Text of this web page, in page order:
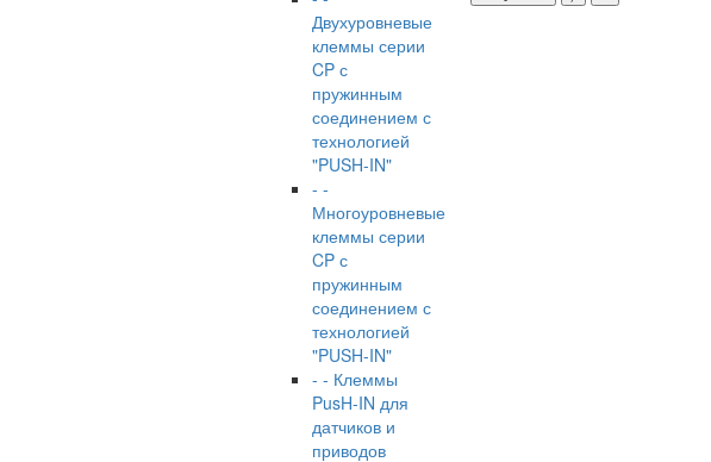
Двухуровневые
клеммы серии
CP с
пружинным
соединением с
технологией
"PUSH-IN"
- -
Многоуровневые
клеммы серии
CP с
пружинным
соединением с
технологией
"PUSH-IN"
- - Клеммы
PusH-IN для
датчиков и
приводов